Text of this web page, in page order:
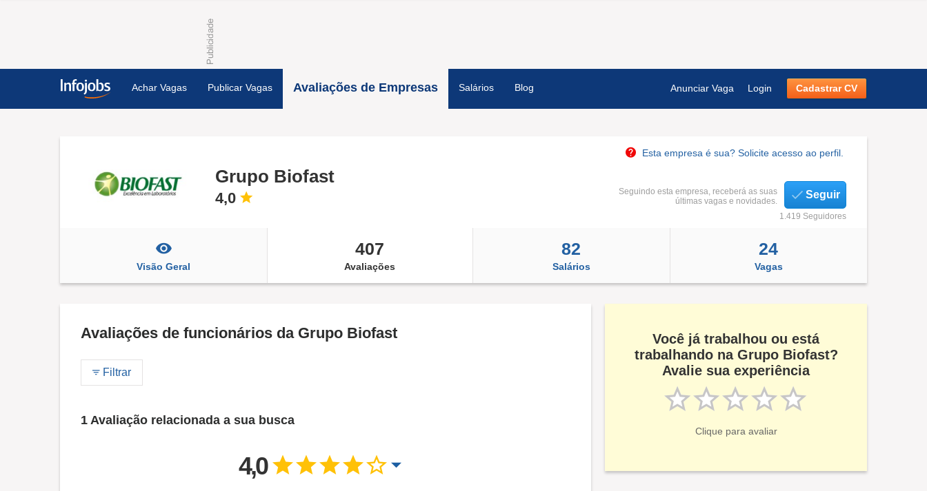
Achar Vagas Publicar Vagas Avaliações de Empresas Salários Blog Anunciar Vaga Login Cadastrar CV
Esta empresa é sua? Solicite acesso ao perfil.
Grupo Biofast
4,0
Seguindo esta empresa, receberá as suas
últimas vagas e novidades.
Seguir
1.419 Seguidores
Visão Geral
407
Avaliações
82
Salários
24
Vagas
Avaliações de funcionários da Grupo Biofast
Filtrar
1 Avaliação relacionada a sua busca
4,0
Você já trabalhou ou está
trabalhando na Grupo Biofast?
Avalie sua experiência
Clique para avaliar